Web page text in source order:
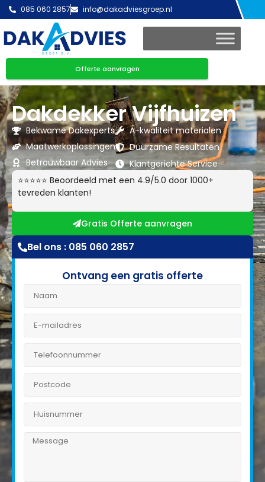
085 060 2857 info@dakadviesgroep.nl
Offerte aanvragen
Dakdekker Vijfhuizen
Bekwame Dakexperts
Maatwerkoplossingen
Betrouwbaar Advies
A-kwaliteit materialen
Duurzame Resultaten
Klantgerichte Service
⭐⭐⭐⭐⭐ Beoordeeld met een 4.9/5.0 door 1000+
tevreden klanten!
Gratis Offerte aanvragen
Bel ons : 085 060 2857
Ontvang een gratis offerte